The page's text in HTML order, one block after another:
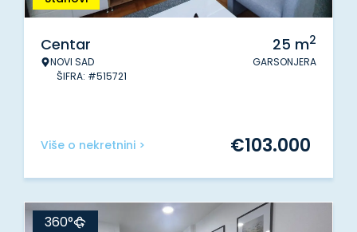
Centar
NOVI SAD
ŠIFRA: #515721
25 m2
GARSONJERA
Više o nekretnini > €103.000
360°